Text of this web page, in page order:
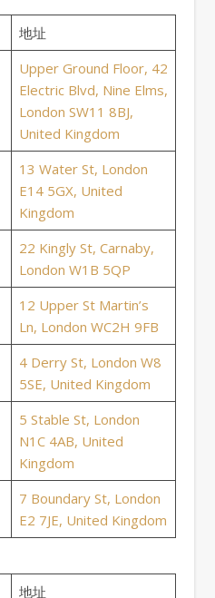
地址
Upper Ground Floor, 42
Electric Blvd, Nine Elms,
London SW11 8BJ,
United Kingdom
13 Water St, London
E14 5GX, United
Kingdom
22 Kingly St, Carnaby,
London W1B 5QP
12 Upper St Martin’s
Ln, London WC2H 9FB
4 Derry St, London W8
5SE, United Kingdom
5 Stable St, London
N1C 4AB, United
Kingdom
7 Boundary St, London
E2 7JE, United Kingdom
地址